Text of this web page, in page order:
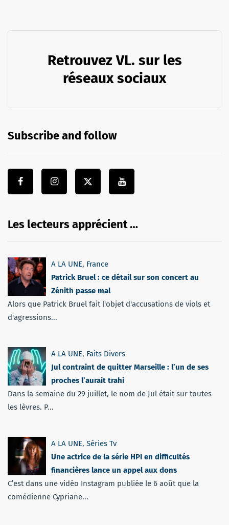
Retrouvez VL. sur les
réseaux sociaux
Subscribe and follow
Les lecteurs apprécient …
A LA UNE, France
Patrick Bruel : ce détail sur son concert au
Zénith passe mal
Alors que Patrick Bruel fait l'objet d'accusations de viols et
d'agressions...
A LA UNE, Faits Divers
Jul contraint de quitter Marseille : l’un de ses
proches l’aurait trahi
Dans la semaine du 29 juillet, le nom de Jul était sur toutes
les lèvres. P...
A LA UNE, Séries Tv
Une actrice de la série HPI en difficultés
financières lance un appel aux dons
C’est dans une vidéo Instagram publiée le 6 août que la
comédienne Cypriane...